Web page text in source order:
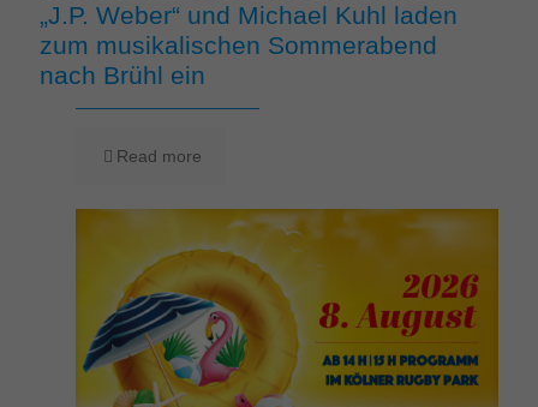
„J.P. Weber“ und Michael Kuhl laden
zum musikalischen Sommerabend
nach Brühl ein
Read more